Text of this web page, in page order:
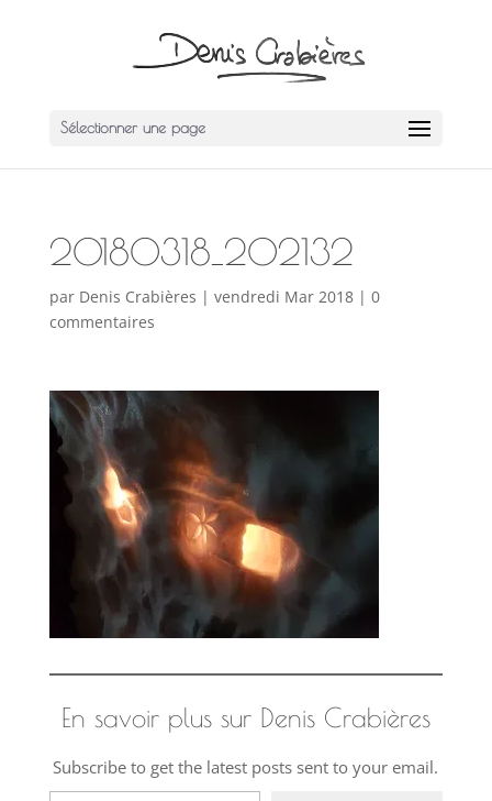
Sélectionner une page
20180318_202132
par Denis Crabières | vendredi Mar 2018| 0
commentaires
En savoir plus sur Denis Crabières
Subscribe to get the latest posts sent to your email.
Saisissez votre adresse e-mail…